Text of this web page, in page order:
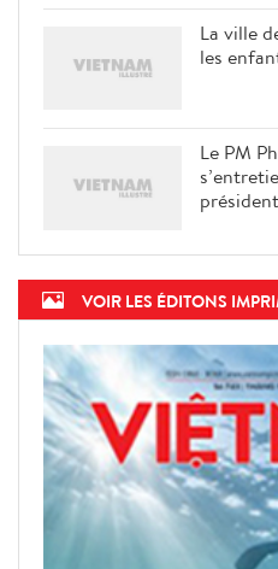
La ville
les
Le PM
VOIR LES ÉDITONS